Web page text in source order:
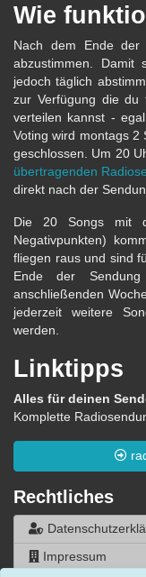
Wie
Nach dem Ende
abzustimmen. Damit
jedoch täglich
zur Verfügung die du
verteilen kannst -
Voting wird montags 2
geschlossen. Um 20
übertragenden
direkt nach der
Die 20 Songs mit
Negativpunkten)
fliegen raus und sind
Ende der
anschließenden
jederzeit weitere
werden.
Linktipps
Alles für deinen
Komplette
Rechtliches
Impressum